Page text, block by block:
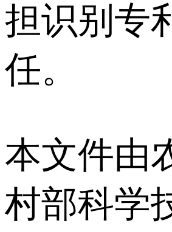
担识别专
任。
本文件由
村部科学